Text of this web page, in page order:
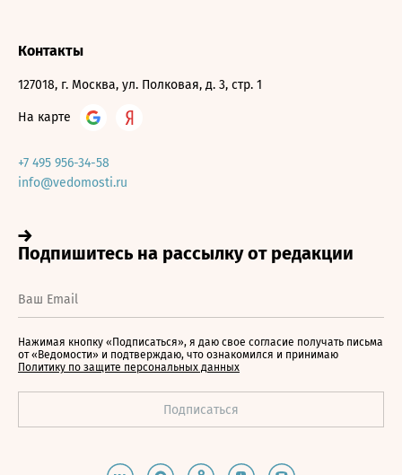
Контакты
127018, г. Москва, ул. Полковая, д. 3, стр. 1
На карте
+7 495 956-34-58
info@vedomosti.ru
Нажимая кнопку «Подписаться», я даю свое согласие получать письма
от «Ведомости» и подтверждаю, что ознакомился и принимаю
Политику по защите персональных данных